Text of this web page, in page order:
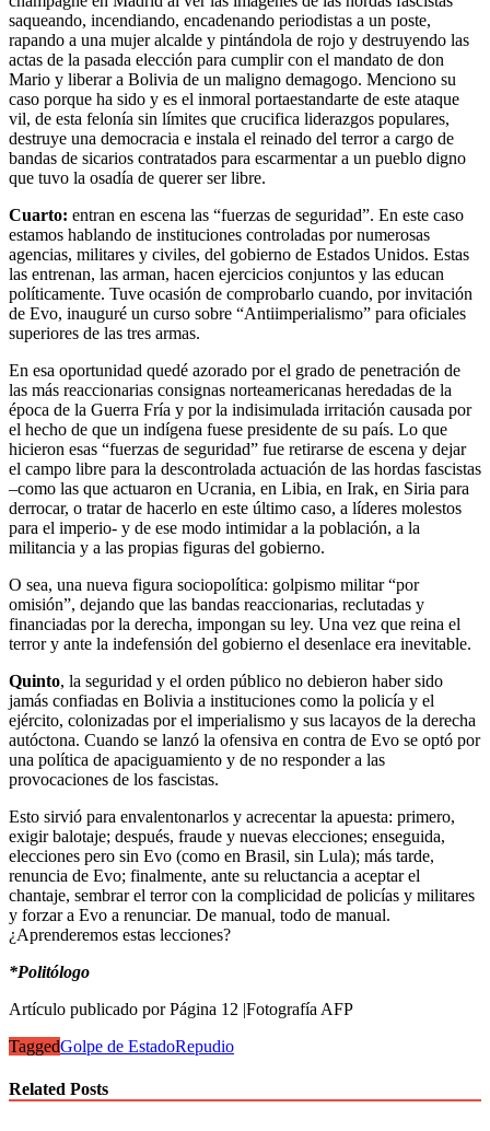
saqueando, incendiando, encadenando periodistas a un poste,
rapando a una mujer alcalde y pintándola de rojo y destruyendo las
actas de la pasada elección para cumplir con el mandato de don
Mario y liberar a Bolivia de un maligno demagogo. Menciono su
caso porque ha sido y es el inmoral portaestandarte de este ataque
vil, de esta felonía sin límites que crucifica liderazgos populares,
destruye una democracia e instala el reinado del terror a cargo de
bandas de sicarios contratados para escarmentar a un pueblo digno
que tuvo la osadía de querer ser libre.
Cuarto: entran en escena las “fuerzas de seguridad”. En este caso
estamos hablando de instituciones controladas por numerosas
agencias, militares y civiles, del gobierno de Estados Unidos. Estas
las entrenan, las arman, hacen ejercicios conjuntos y las educan
políticamente. Tuve ocasión de comprobarlo cuando, por invitación
de Evo, inauguré un curso sobre “Antiimperialismo” para oficiales
superiores de las tres armas.
En esa oportunidad quedé azorado por el grado de penetración de
las más reaccionarias consignas norteamericanas heredadas de la
época de la Guerra Fría y por la indisimulada irritación causada por
el hecho de que un indígena fuese presidente de su país. Lo que
hicieron esas “fuerzas de seguridad” fue retirarse de escena y dejar
el campo libre para la descontrolada actuación de las hordas fascistas
–como las que actuaron en Ucrania, en Libia, en Irak, en Siria para
derrocar, o tratar de hacerlo en este último caso, a líderes molestos
para el imperio- y de ese modo intimidar a la población, a la
militancia y a las propias figuras del gobierno.
O sea, una nueva figura sociopolítica: golpismo militar “por
omisión”, dejando que las bandas reaccionarias, reclutadas y
financiadas por la derecha, impongan su ley. Una vez que reina el
terror y ante la indefensión del gobierno el desenlace era inevitable.
Quinto, la seguridad y el orden público no debieron haber sido
jamás confiadas en Bolivia a instituciones como la policía y el
ejército, colonizadas por el imperialismo y sus lacayos de la derecha
autóctona. Cuando se lanzó la ofensiva en contra de Evo se optó por
una política de apaciguamiento y de no responder a las
provocaciones de los fascistas.
Esto sirvió para envalentonarlos y acrecentar la apuesta: primero,
exigir balotaje; después, fraude y nuevas elecciones; enseguida,
elecciones pero sin Evo (como en Brasil, sin Lula); más tarde,
renuncia de Evo; finalmente, ante su reluctancia a aceptar el
chantaje, sembrar el terror con la complicidad de policías y militares
y forzar a Evo a renunciar. De manual, todo de manual.
¿Aprenderemos estas lecciones?
*Politólogo
Artículo publicado por Página 12 |Fotografía AFP
TaggedGolpe de EstadoRepudio
Related Posts